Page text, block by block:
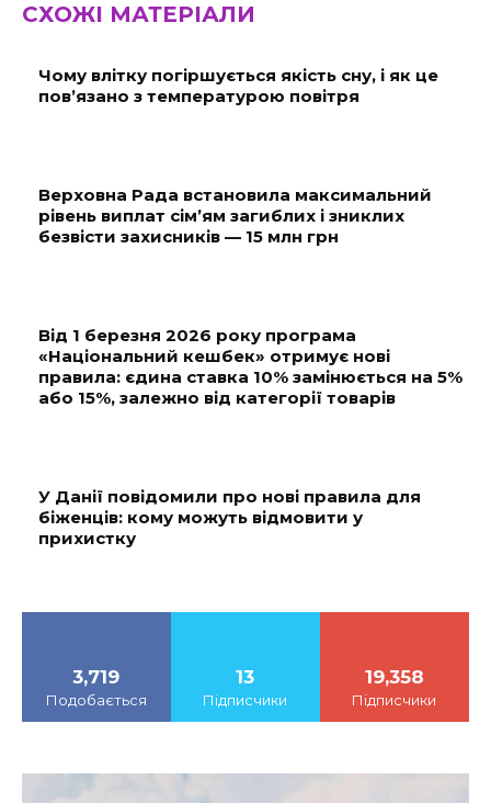
СХОЖІ МАТЕРІАЛИ
Чому влітку погіршується якість сну, і як це
пов’язано з температурою повітря
Верховна Рада встановила максимальний
рівень виплат сім’ям загиблих і зниклих
безвісти захисників — 15 млн грн
Від 1 березня 2026 року програма
«Національний кешбек» отримує нові
правила: єдина ставка 10% замінюється на 5%
або 15%, залежно від категорії товарів
У Данії повідомили про нові правила для
біженців: кому можуть відмовити у
прихистку
3,719
Подобається
13
Підписчики
19,358
Підписчики